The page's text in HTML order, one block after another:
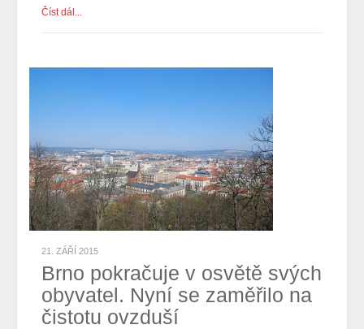
Číst dál...
21. ZÁŘÍ 2015
Brno pokračuje v osvětě svých
obyvatel. Nyní se zaměřilo na
čistotu ovzduší